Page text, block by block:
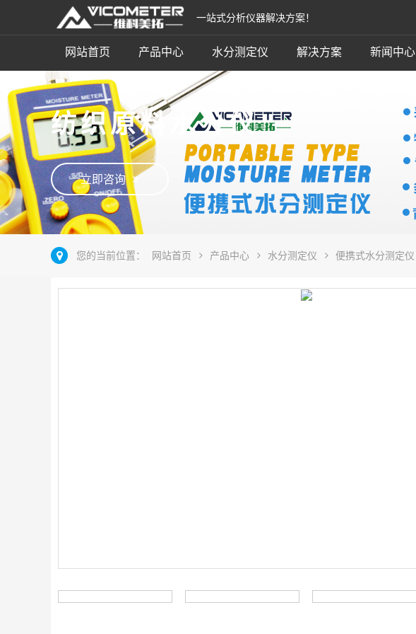
一站式分析仪器解决方案！
网站首页 产品中心 水分测定仪 解决方案 新闻中心
纺织原料水分仪
立即咨询
您的当前位置： 网站首页 产品中心 水分测定仪 便携式水分测定仪